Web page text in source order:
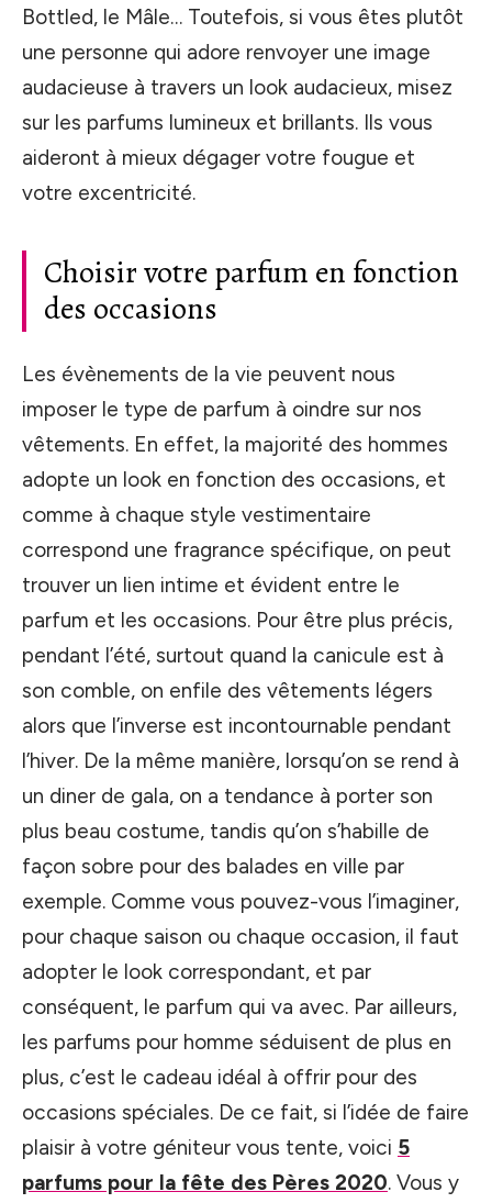
Bottled, le Mâle… Toutefois, si vous êtes plutôt
une personne qui adore renvoyer une image
audacieuse à travers un look audacieux, misez
sur les parfums lumineux et brillants. Ils vous
aideront à mieux dégager votre fougue et
votre excentricité.
Choisir votre parfum en fonction
des occasions
Les évènements de la vie peuvent nous
imposer le type de parfum à oindre sur nos
vêtements. En effet, la majorité des hommes
adopte un look en fonction des occasions, et
comme à chaque style vestimentaire
correspond une fragrance spécifique, on peut
trouver un lien intime et évident entre le
parfum et les occasions. Pour être plus précis,
pendant l’été, surtout quand la canicule est à
son comble, on enfile des vêtements légers
alors que l’inverse est incontournable pendant
l’hiver. De la même manière, lorsqu’on se rend à
un diner de gala, on a tendance à porter son
plus beau costume, tandis qu’on s’habille de
façon sobre pour des balades en ville par
exemple. Comme vous pouvez-vous l’imaginer,
pour chaque saison ou chaque occasion, il faut
adopter le look correspondant, et par
conséquent, le parfum qui va avec. Par ailleurs,
les parfums pour homme séduisent de plus en
plus, c’est le cadeau idéal à offrir pour des
occasions spéciales. De ce fait, si l’idée de faire
plaisir à votre géniteur vous tente, voici 5
parfums pour la fête des Pères 2020. Vous y